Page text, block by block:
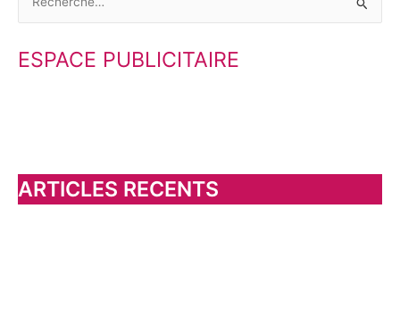
c
h
e
ESPACE PUBLICITAIRE
ARTICLES RECENTS